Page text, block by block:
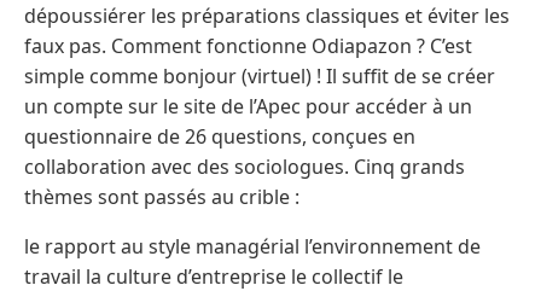
dépoussiérer les préparations classiques et éviter les
faux pas. Comment fonctionne Odiapazon ? C’est
simple comme bonjour (virtuel) ! Il suffit de se créer
un compte sur le site de l’Apec pour accéder à un
questionnaire de 26 questions, conçues en
collaboration avec des sociologues. Cinq grands
thèmes sont passés au crible :
le rapport au style managérial l’environnement de
travail la culture d’entreprise le collectif le